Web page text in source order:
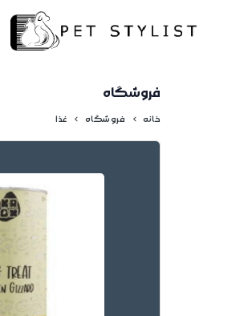
فروشگاه
خانه فروشگاه غذا